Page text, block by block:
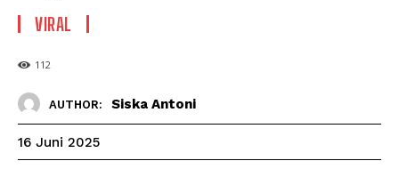
VIRAL
112
AUTHOR: Siska Antoni
16 Juni 2025